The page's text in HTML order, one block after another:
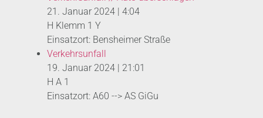
21. Januar 2024
4:04
H Klemm 1 Y
Einsatzort: Bensheimer Straße
Verkehrsunfall
19. Januar 2024
21:01
H A 1
Einsatzort: A60 --> AS GiGu